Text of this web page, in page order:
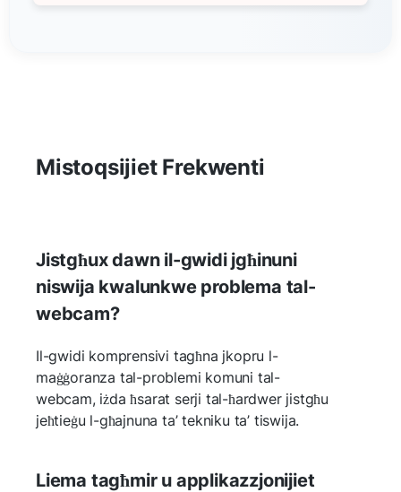
Mistoqsijiet Frekwenti
Jistgħux dawn il-gwidi jgħinuni
niswija kwalunkwe problema tal-
webcam?
Il-gwidi komprensivi tagħna jkopru l-
maġġoranza tal-problemi komuni tal-
webcam, iżda ħsarat serji tal-ħardwer jistgħu
jeħtieġu l-għajnuna ta’ tekniku ta’ tiswija.
Liema tagħmir u applikazzjonijiet